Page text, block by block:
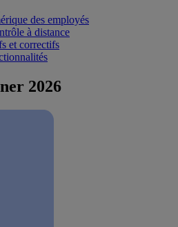
des employés
à distance
et correctifs
2026